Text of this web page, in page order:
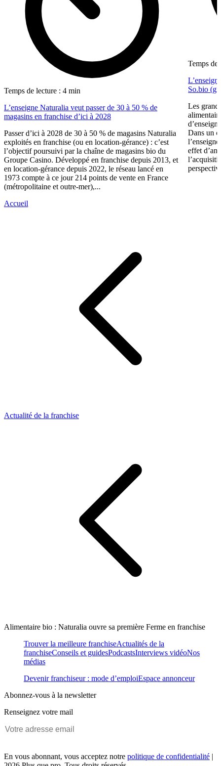
Temps de lecture : 4 min
L’enseigne Naturalia veut passer de 30 à 50 % de
magasins en franchise d’ici à 2028
Passer d’ici à 2028 de 30 à 50 % de magasins Naturalia
exploités en franchise (ou en location-gérance) : c’est
l’objectif poursuivi par la chaîne de magasins bio du
Groupe Casino. Développé en franchise depuis 2013, et
en location-gérance depuis 2022, le réseau lancé en
1973 compte à ce jour 214 points de vente en France
(métropolitaine et outre-mer),...
Temps de
So.bio
Les
Dans un
effet
Accueil
Actualité de la franchise
Alimentaire bio : Naturalia ouvre sa première Ferme en franchise
Trouver la meilleure franchiseActualités de la
franchiseConseils et guidesPodcastsInterviews vidéoNos
médias
Devenir franchiseur : mode d’emploiEspace annonceur
Abonnez-vous à la newsletter
Renseignez votre mail
En vous abonnant, vous acceptez notre politique de confidentialité |